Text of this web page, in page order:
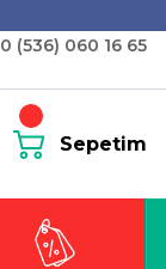
0 (536) 060 16 65
Sepetim